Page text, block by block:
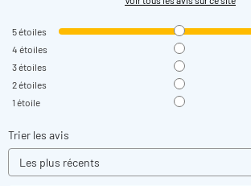
5étoiles
4 étoiles
3étoiles
2étoiles
1 étoile
Trier les avis